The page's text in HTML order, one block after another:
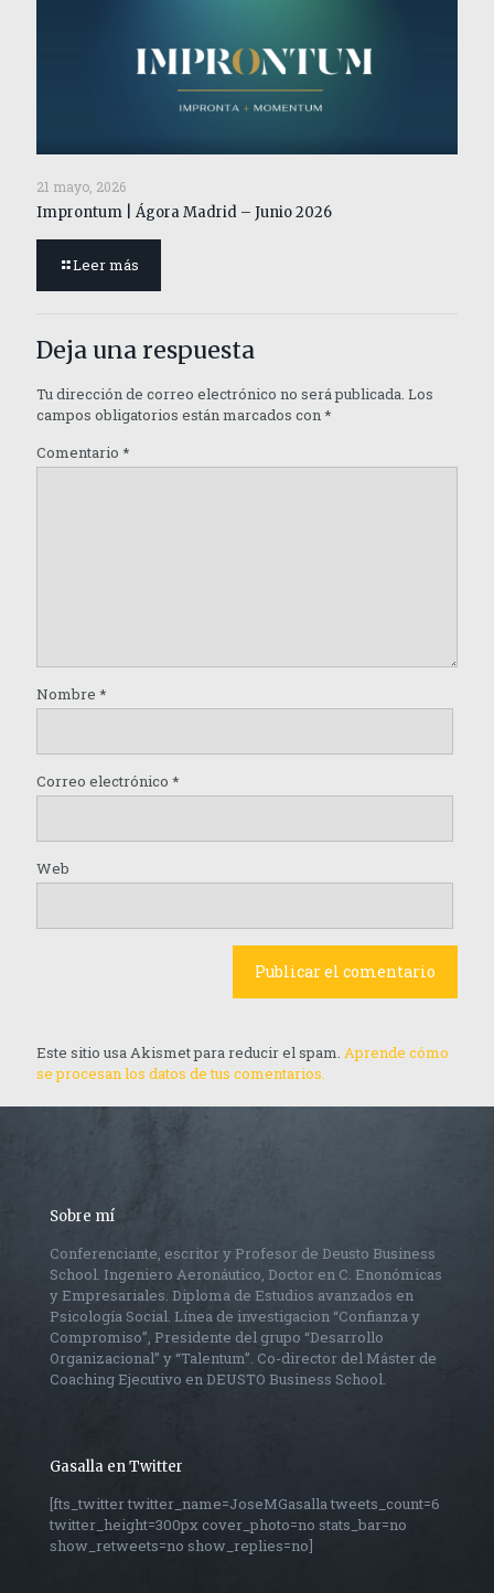
21 mayo, 2026
Improntum | Ágora Madrid – Junio 2026
Leer más
Deja una respuesta
Tu dirección de correo electrónico no será publicada. Los
campos obligatorios están marcados con*
Comentario *
Nombre *
Correo electrónico *
Web
Este sitio usa Akismet para reducir el spam. Aprende cómo
se procesan los datos de tus comentarios.
Sobre mí
Conferenciante, escritor y Profesor de Deusto Business
School. Ingeniero Aeronáutico, Doctor en C. Enonómicas
y Empresariales. Diploma de Estudios avanzados en
Psicología Social. Línea de investigacion “Confianza y
Compromiso”, Presidente del grupo “Desarrollo
Organizacional” y “Talentum”. Co-director del Máster de
Coaching Ejecutivo en DEUSTO Business School.
Gasalla en Twitter
[fts_twitter twitter_name=JoseMGasalla tweets_count=6
twitter_height=300px cover_photo=no stats_bar=no
show_retweets=no show_replies=no]